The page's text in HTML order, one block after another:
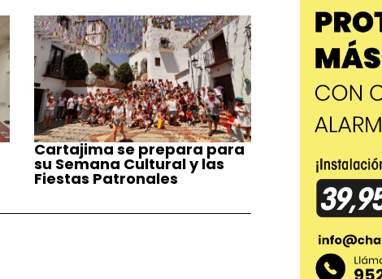
Cartajima se prepara para
su Semana Cultural y las
Fiestas Patronales